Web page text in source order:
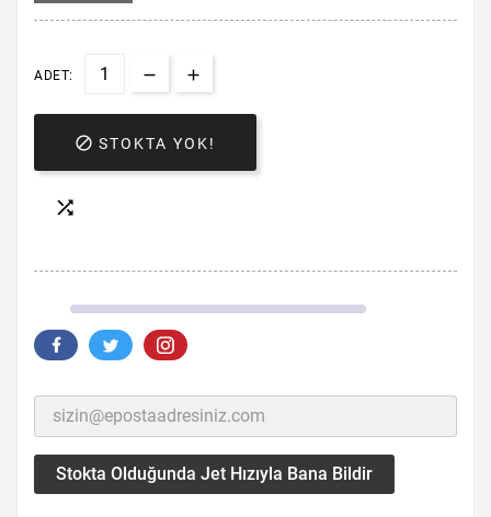
ADET:
 STOKTA YOK!

Stokta Olduğunda Jet Hızıyla Bana Bildir